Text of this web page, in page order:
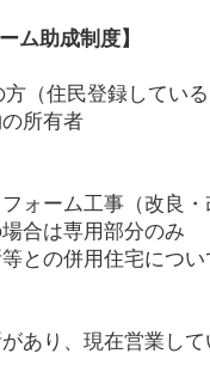
ム助成制度】
（住民登録してい
所有者
ォーム工事（改良
合は専用部分のみ
との併用住宅につ
あり、現在営業し